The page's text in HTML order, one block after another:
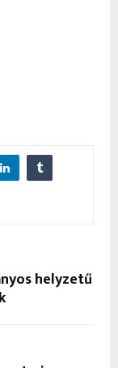
helyzetű